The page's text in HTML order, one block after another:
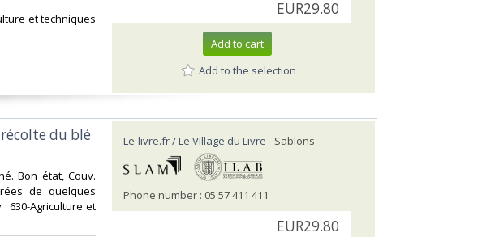
et techniques
EUR29.80
Add to cart
Add to the selection
récolte du blé
Bon état, Couv.
de quelques
630-Agriculture et
Le-livre.fr / Le Village du Livre - Sablons
Phone number : 05 57 411 411
EUR29.80